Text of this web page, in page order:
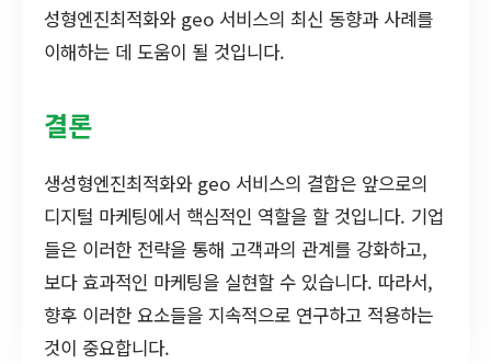
성형엔진최적화와 geo 서비스의 최신 동향과 사례를
이해하는 데 도움이 될 것입니다.
결론
생성형엔진최적화와 geo 서비스의 결합은 앞으로의
디지털 마케팅에서 핵심적인 역할을 할 것입니다. 기업
들은 이러한 전략을 통해 고객과의 관계를 강화하고,
보다 효과적인 마케팅을 실현할 수 있습니다. 따라서,
향후 이러한 요소들을 지속적으로 연구하고 적용하는
것이 중요합니다.